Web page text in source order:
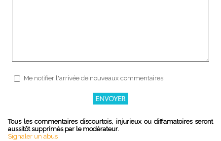
Me notifier l'arrivée de nouveaux commentaires
Tous les commentaires discourtois, injurieux ou diffamatoires seront
aussitôt supprimés par le modérateur.
Signaler un abus